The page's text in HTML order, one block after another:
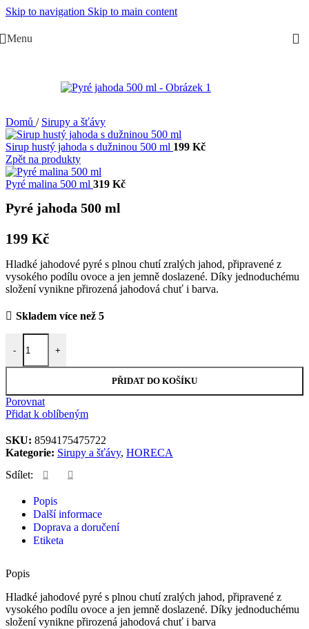
Skip to navigation Skip to main content
Menu
Domů / Sirupy a šťávy
Sirup hustý jahoda s dužninou 500 ml 199 Kč
Zpět na produkty
Pyré malina 500 ml 319 Kč
Pyré jahoda 500 ml
199 Kč
Hladké jahodové pyré s plnou chutí zralých jahod, připravené z
vysokého podílu ovoce a jen jemně doslazené. Díky jednoduchému
složení vynikne přirozená jahodová chuť i barva.
Skladem více než 5
-
Pyré jahoda 500 ml množství
+
PŘIDAT DO KOŠÍKU
Porovnat
Přidat k oblíbeným
SKU: 8594175475722
Kategorie: Sirupy a šťávy, HORECA
Sdílet:
Popis
Další informace
Doprava a doručení
Etiketa
Popis
Hladké jahodové pyré s plnou chutí zralých jahod, připravené z
vysokého podílu ovoce a jen jemně doslazené. Díky jednoduchému
složení vynikne přirozená jahodová chuť i barva